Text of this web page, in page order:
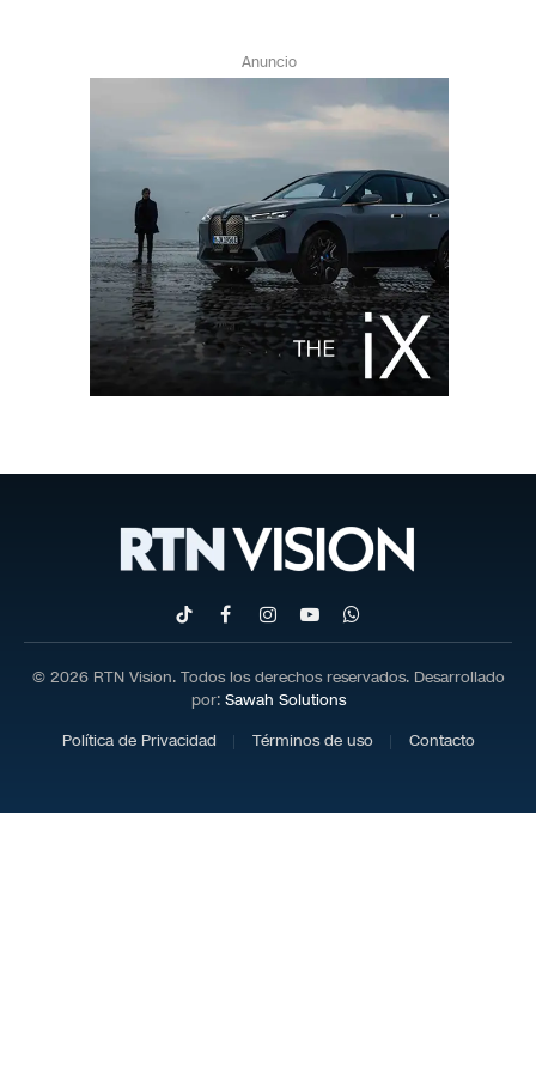
Anuncio
TikTokFacebookInstagram
YouTubeWhatsApp
© 2026 RTN Vision. Todos los derechos reservados. Desarrollado
por: Sawah Solutions
Política de Privacidad
Términos de uso Contacto